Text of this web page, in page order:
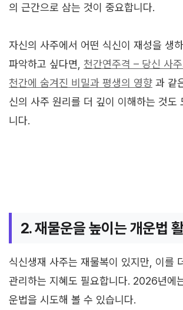
의 근간으로 삼는 것이 중요합니다.
자신의 사주에서 어떤 식신이 재성을 생
파악하고 싶다면, 천간연주격 – 당신 사
천간에 숨겨진 비밀과 평생의 영향 과 같
신의 사주 원리를 더 깊이 이해하는 것도
니다.
2. 재물운을 높이는 개운법
식신생재 사주는 재물복이 있지만, 이를
관리하는 지혜도 필요합니다. 2026년에
운법을 시도해 볼 수 있습니다.